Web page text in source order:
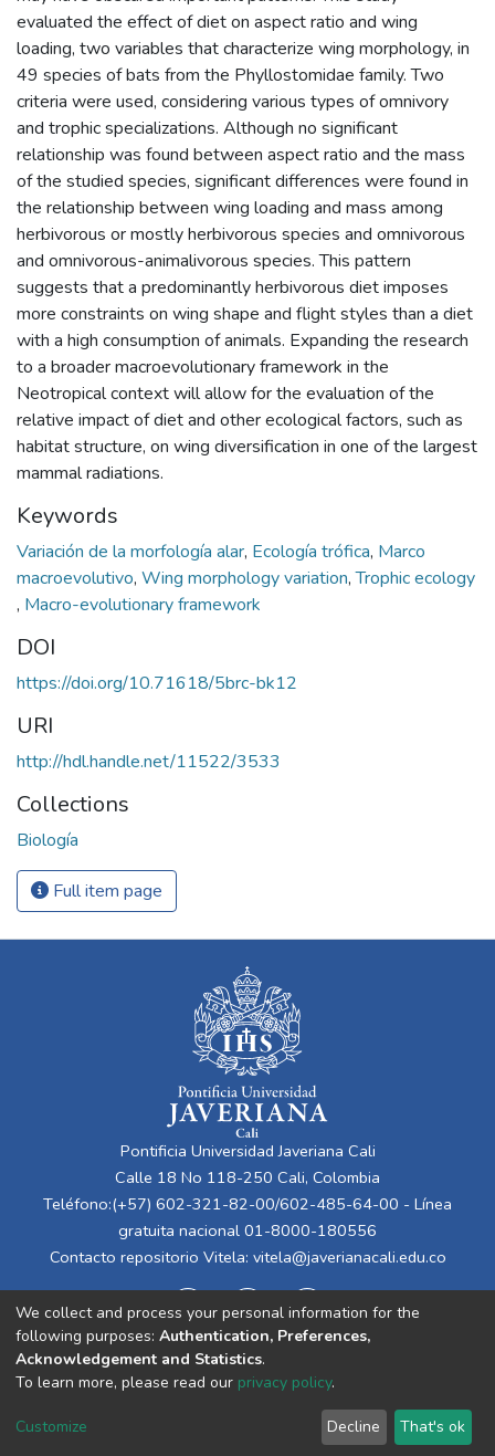
evaluated the effect of diet on aspect ratio and wing
loading, two variables that characterize wing morphology, in
49 species of bats from the Phyllostomidae family. Two
criteria were used, considering various types of omnivory
and trophic specializations. Although no significant
relationship was found between aspect ratio and the mass
of the studied species, significant differences were found in
the relationship between wing loading and mass among
herbivorous or mostly herbivorous species and omnivorous
and omnivorous-animalivorous species. This pattern
suggests that a predominantly herbivorous diet imposes
more constraints on wing shape and flight styles than a diet
with a high consumption of animals. Expanding the research
to a broader macroevolutionary framework in the
Neotropical context will allow for the evaluation of the
relative impact of diet and other ecological factors, such as
habitat structure, on wing diversification in one of the largest
mammal radiations.
Keywords
Variación de la morfología alar, Ecología trófica, Marco
macroevolutivo, Wing morphology variation,Trophic ecology
, Macro-evolutionary framework
DOI
https://doi.org/10.71618/5brc-bk12
URI
http://hdl.handle.net/11522/3533
Collections
Biología
Full item page
Pontificia Universidad Javeriana Cali
Calle 18 No 118-250 Cali, Colombia
Teléfono:(+57) 602-321-82-00/602-485-64-00 - Línea
gratuita nacional 01-8000-180556
Contacto repositorio Vitela: vitela@javerianacali.edu.co
Cookie
End User
Agreement
Send
Feedback
We collect and process your personal information for the
following purposes: Authentication, Preferences,
Acknowledgement and Statistics.
To learn more, please read our privacy policy.
Customize Decline That's ok